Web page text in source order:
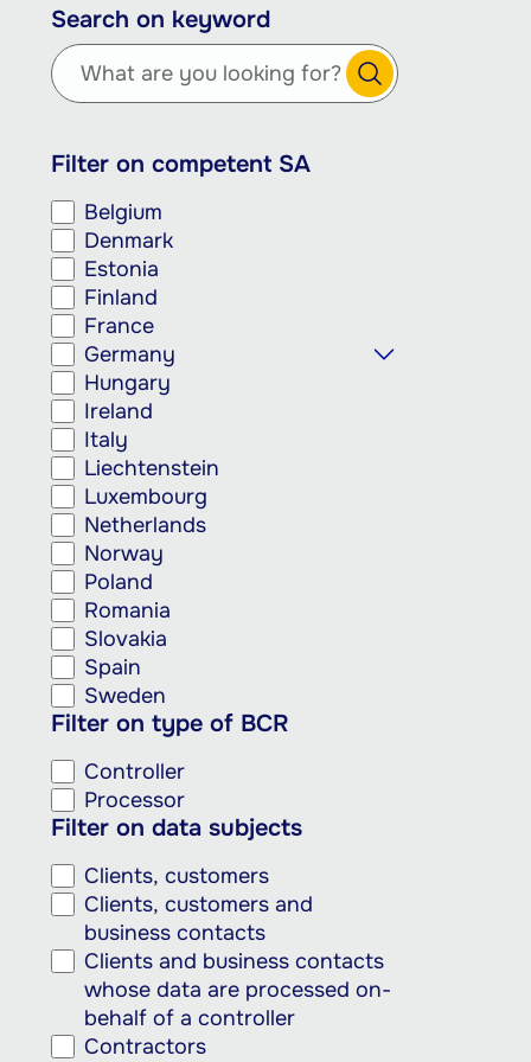
naar
gaan
Search on keyword
Filter on competent SA
Belgium
Denmark
Estonia
Finland
France
Germany
Hungary
Ireland
Italy
Liechtenstein
Luxembourg
Netherlands
Norway
Poland
Romania
Slovakia
Spain
Sweden
Filter on type of BCR
Controller
Processor
Filter on data subjects
Clients, customers
Clients, customers and
business contacts
Clients and business contacts
whose data are processed on-
behalf of a controller
Contractors